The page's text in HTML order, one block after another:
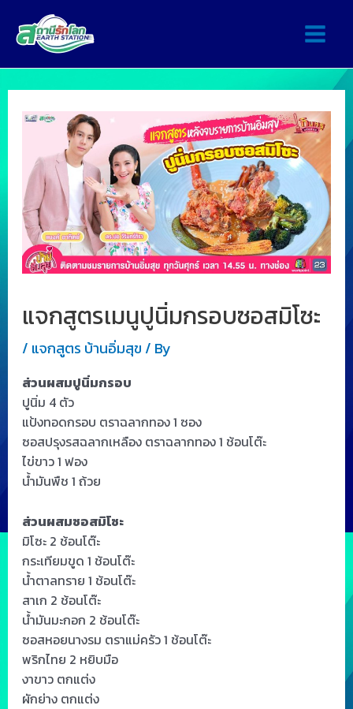
แจกสูตรเมนูปูนิ่มกรอบซอสมิโซะ
/ แจกสูตร บ้านอิ่มสุข / By
ส่วนผสมปูนิ่มกรอบ
ปูนิ่ม 4 ตัว
แป้งทอดกรอบ ตราฉลากทอง 1 ซอง
ซอสปรุงรสฉลากเหลือง ตราฉลากทอง 1 ช้อนโต๊ะ
ไข่ขาว 1 ฟอง
น้ำมันพืช 1 ถ้วย
ส่วนผสมซอสมิโซะ
มิโซะ 2 ช้อนโต๊ะ
กระเทียมขูด 1 ช้อนโต๊ะ
น้ำตาลทราย 1 ช้อนโต๊ะ
สาเก 2 ช้อนโต๊ะ
น้ำมันมะกอก 2 ช้อนโต๊ะ
ซอสหอยนางรม ตราแม่ครัว 1 ช้อนโต๊ะ
พริกไทย 2 หยิบมือ
งาขาว ตกแต่ง
ผักย่าง ตกแต่ง